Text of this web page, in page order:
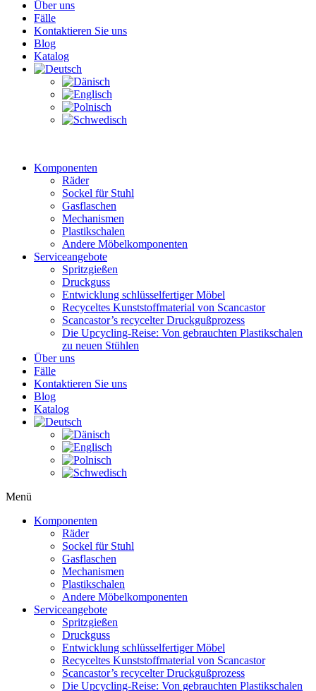
Über uns
Fälle
Kontaktieren Sie uns
Blog
Katalog
Komponenten
Räder
Sockel für Stuhl
Gasflaschen
Mechanismen
Plastikschalen
Andere Möbelkomponenten
Serviceangebote
Spritzgießen
Druckguss
Entwicklung schlüsselfertiger Möbel
Recyceltes Kunststoffmaterial von Scancastor
Scancastor’s recycelter Druckgußprozess
Die Upcycling-Reise: Von gebrauchten Plastikschalen
zu neuen Stühlen
Über uns
Fälle
Kontaktieren Sie uns
Blog
Katalog
Menü
Komponenten
Räder
Sockel für Stuhl
Gasflaschen
Mechanismen
Plastikschalen
Andere Möbelkomponenten
Serviceangebote
Spritzgießen
Druckguss
Entwicklung schlüsselfertiger Möbel
Recyceltes Kunststoffmaterial von Scancastor
Scancastor’s recycelter Druckgußprozess
Die Upcycling-Reise: Von gebrauchten Plastikschalen